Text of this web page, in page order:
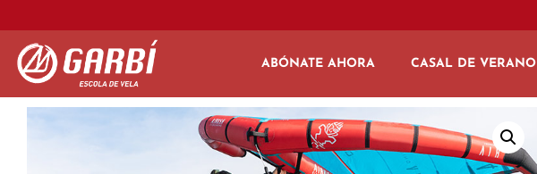
ABÓNATE AHORA CASAL DE VERANO